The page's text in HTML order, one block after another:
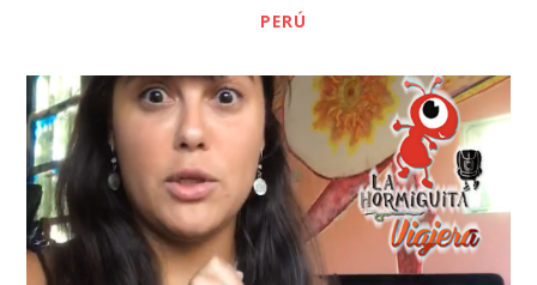
PERÚ